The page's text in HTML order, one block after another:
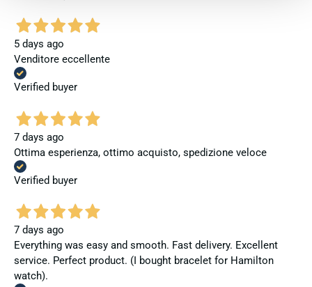
5 days ago
Venditore eccellente
Verified buyer
7 days ago
Ottima esperienza, ottimo acquisto, spedizione veloce
Verified buyer
7 days ago
Everything was easy and smooth. Fast delivery. Excellent
service. Perfect product. (I bought bracelet for Hamilton
watch).